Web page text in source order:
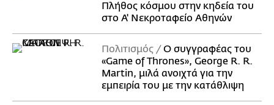
Πλήθος κόσμου στην κηδεία του
στο Α' Νεκροταφείο Αθηνών
Πολιτισμός
Ο συγγραφέας του
«Game of Thrones», George R. R.
Martin, μιλά ανοιχτά για την
εμπειρία του με την κατάθλιψη